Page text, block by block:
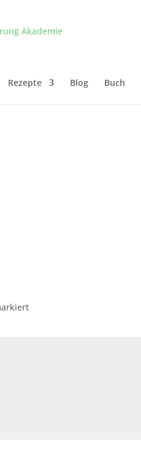
Rezepte Blog Buch